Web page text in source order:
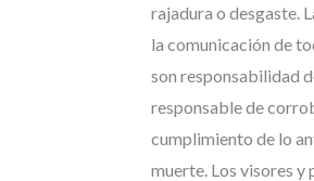
rajadura o desgaste.
la comunicación de
son responsabilidad
responsable de
cumplimiento de lo
muerte. Los visores